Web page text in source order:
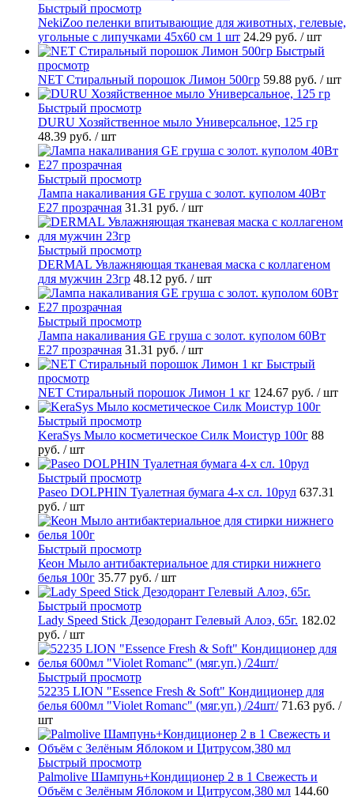
Быстрый просмотр
NekiZoo пеленки впитывающие для животных, гелевые,
угольные с липучками 45х60 см 1 шт 24.29 руб. / шт
Быстрый
просмотр
NET Стиральный порошок Лимон 500гр 59.88 руб. / шт
Быстрый просмотр
DURU Хозяйственное мыло Универсальное, 125 гр
48.39 руб. / шт
Быстрый просмотр
Лампа накаливания GE груша с золот. куполом 40Вт
Е27 прозрачная 31.31 руб. / шт
Быстрый просмотр
DERMAL Увлажняющая тканевая маска с коллагеном
для мужчин 23гр 48.12 руб. / шт
Быстрый просмотр
Лампа накаливания GE груша с золот. куполом 60Вт
Е27 прозрачная 31.31 руб. / шт
Быстрый
просмотр
NET Стиральный порошок Лимон 1 кг 124.67 руб. / шт
Быстрый просмотр
KeraSys Мыло косметическое Силк Моистур 100г 88
руб. / шт
Быстрый просмотр
Paseo DOLPHIN Туалетная бумага 4-х сл. 10рул 637.31
руб. / шт
Быстрый просмотр
Кеон Мыло антибактериальное для стирки нижнего
белья 100г 35.77 руб. / шт
Быстрый просмотр
Lady Speed Stick Дезодорант Гелевый Алоэ, 65г. 182.02
руб. / шт
Быстрый просмотр
52235 LION "Essence Fresh & Soft" Кондиционер для
белья 600мл "Violet Romanc" (мяг.уп.) /24шт/ 71.63 руб. /
шт
Быстрый просмотр
Palmolive Шампунь+Кондиционер 2 в 1 Свежесть и
Объём с Зелёным Яблоком и Цитрусом,380 мл 144.60